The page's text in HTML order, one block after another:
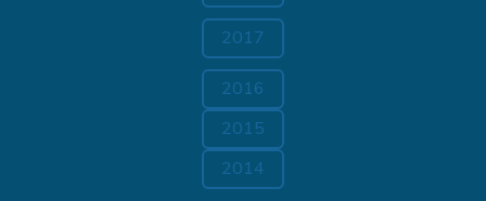
2017
2016
2015
2014